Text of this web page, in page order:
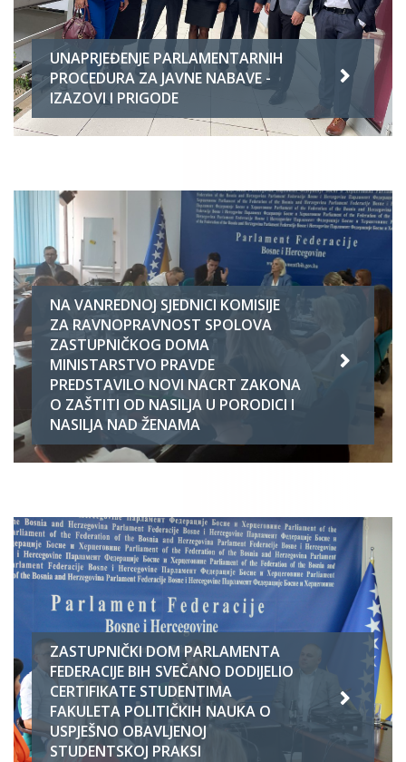
UNAPRJEĐENJE PARLAMENTARNIH
PROCEDURA ZA JAVNE NABAVE -
IZAZOVI I PRIGODE
NA VANREDNOJ SJEDNICI KOMISIJE
ZA RAVNOPRAVNOST SPOLOVA
ZASTUPNIČKOG DOMA
MINISTARSTVO PRAVDE
PREDSTAVILO NOVI NACRT ZAKONA
O ZAŠTITI OD NASILJA U PORODICI I
NASILJA NAD ŽENAMA
ZASTUPNIČKI DOM PARLAMENTA
FEDERACIJE BIH SVEČANO DODIJELIO
CERTIFIKATE STUDENTIMA
FAKULETA POLITIČKIH NAUKA O
USPJEŠNO OBAVLJENOJ
STUDENTSKOJ PRAKSI